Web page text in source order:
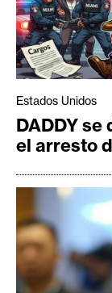
Estados Unidos
DADDY
el arresto